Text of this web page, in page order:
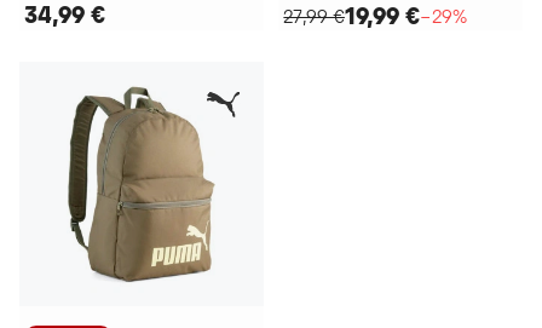
34,99 €
27,99 €19,99 €−29%